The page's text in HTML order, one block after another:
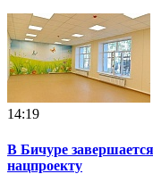
14:19
В Бичуре
нацпроекту